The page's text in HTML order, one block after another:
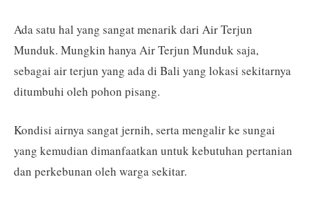
Ada satu hal yang sangat menarik dari Air Terjun
Munduk. Mungkin hanya Air Terjun Munduk saja,
sebagai air terjun yang ada di Bali yang lokasi sekitarnya
ditumbuhi oleh pohon pisang.
Kondisi airnya sangat jernih, serta mengalir ke sungai
yang kemudian dimanfaatkan untuk kebutuhan pertanian
dan perkebunan oleh warga sekitar.